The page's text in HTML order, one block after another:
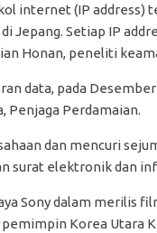
internet (IP address)
Jepang. Setiap IP
Honan, peneliti
data, pada
Penjaga Perdamaian.
dan mencuri
surat elektronik dan
Sony dalam merilis
Korea Utara